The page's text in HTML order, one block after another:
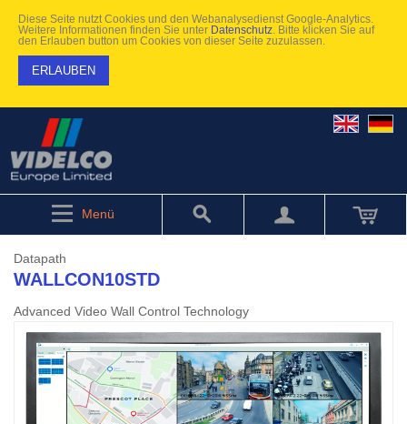
Diese Seite nutzt Cookies und den Webanalysedienst Google-Analytics.
Weitere Informationen finden Sie unter Datenschutz . Bitte klicken Sie auf
den Erlauben button um Cookies von dieser Seite zuzulassen.
ERLAUBEN
Menü
Datapath
WALLCON10STD
Advanced Video Wall Control Technology